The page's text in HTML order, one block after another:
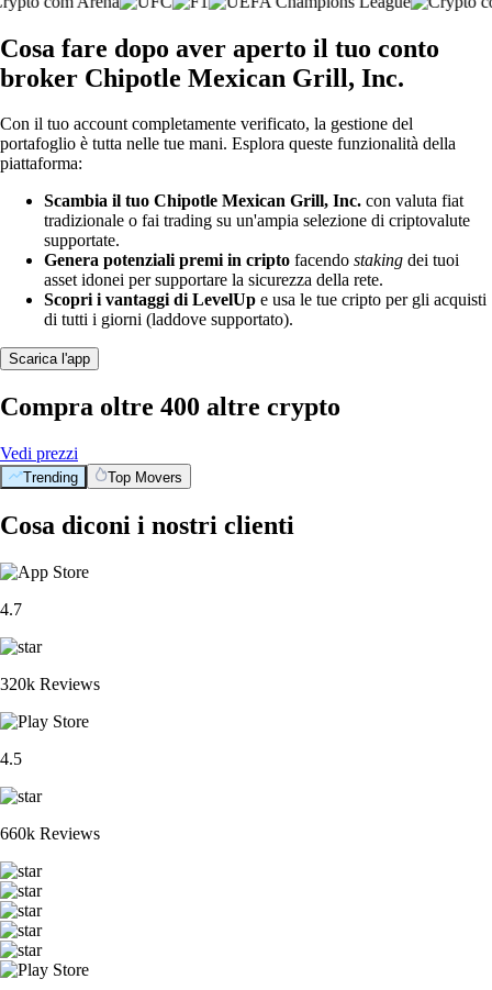
Cosa fare dopo aver aperto il tuo conto
broker Chipotle Mexican Grill, Inc.
Con il tuo account completamente verificato, la gestione del
portafoglio è tutta nelle tue mani. Esplora queste funzionalità della
piattaforma:
Scambia il tuo Chipotle Mexican Grill, Inc. con valuta fiat
tradizionale o fai trading su un'ampia selezione di criptovalute
supportate.
Genera potenziali premi in cripto facendo staking dei tuoi
asset idonei per supportare la sicurezza della rete.
Scopri i vantaggi di LevelUp e usa le tue cripto per gli acquisti
di tutti i giorni (laddove supportato).
Scarica l'app
Compra oltre 400 altre crypto
Vedi prezzi
Trending Top Movers
Cosa diconi i nostri clienti
4.7
320k Reviews
4.5
660k Reviews